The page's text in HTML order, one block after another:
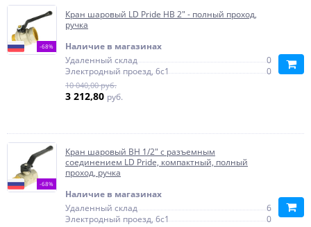
-68%
Кран шаровый LD Pride НВ 2" - полный проход,
ручка
Наличие в магазинах
Удаленный склад
0
Электродный проезд, 6с1
0
10 040,00 руб.
3 212,80 руб.
-68%
Кран шаровый ВН 1/2" с разъемным
соединением LD Pride, компактный, полный
проход, ручка
Наличие в магазинах
Удаленный склад
6
Электродный проезд, 6с1
0